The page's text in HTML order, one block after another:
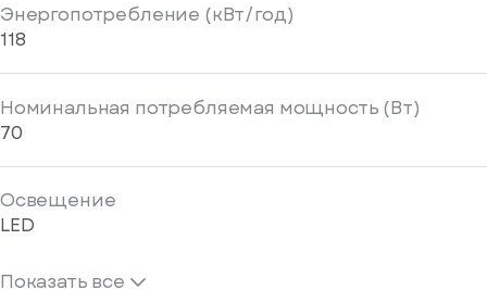
Энергопотребление (кВт/год)
118
Номинальная потребляемая мощность (Вт)
70
Освещение
LED
Показать все